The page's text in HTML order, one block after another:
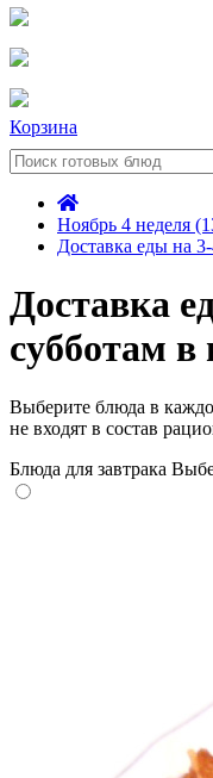
Корзина
Ноябрь 4 неделя
Доставка еды на
Доставка
субботам в
Выберите блюда в
не входят в состав
Блюда для завтрака